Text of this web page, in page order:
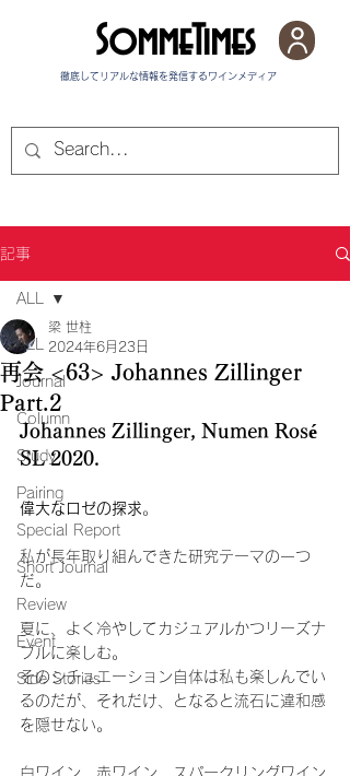
徹底してリアルな情報を発信する​ワインメディア
SommeTimes
記事
ALL
Journal
Column
Study
Pairing
Special Report
Short Journal
Review
Event
Side Stories
ALL
再会 <63> Johannes Zillinger
Part.2
梁 世柱
2024年6月23日
Johannes Zillinger, Numen Rosé
SL 2020.
偉大なロゼの探求。
私が長年取り組んできた研究テーマの一つ
だ。
夏に、よく冷やしてカジュアルかつリーズナ
ブルに楽しむ。
そのシチュエーション自体は私も楽しんでい
るのだが、それだけ、となると流石に違和感
を隠せない。
白ワイン、赤ワイン、スパークリングワイン